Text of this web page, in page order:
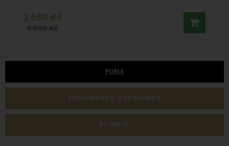
2 550 Kč
3 000 Kč
POPIS
PODROBNOSTI O PRODUKTU
RECENZE